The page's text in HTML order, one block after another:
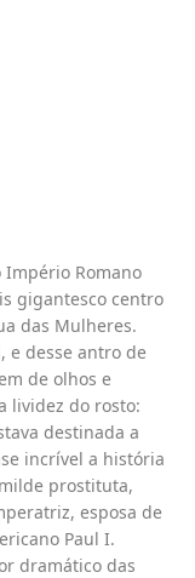
Romano
gigantesco centro
das Mulheres.
e desse antro de
de olhos e
lividez do rosto:
destinada a
incrível a história
prostituta,
esposa de
Paul I.
dramático das